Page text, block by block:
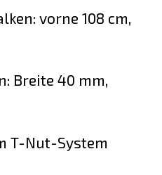
vorne 108 cm,
Breite 40 mm,
T-Nut-System